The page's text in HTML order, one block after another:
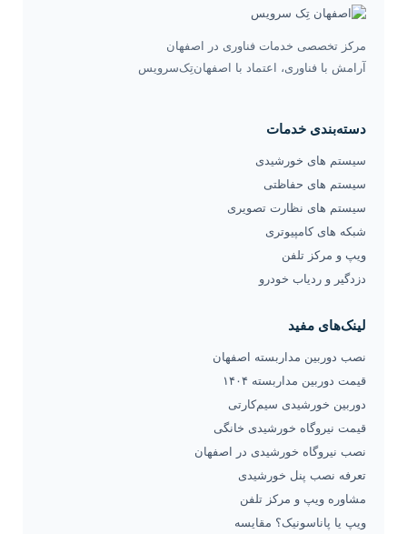
مرکز تخصصی خدمات فناوری در اصفهان
آرامش با فناوری، اعتماد با اصفهان‌تِک‌سرویس
دسته‌بندی خدمات
سیستم های خورشیدی
سیستم های حفاظتی
سیستم های نظارت تصویری
شبکه های کامپیوتری
ویپ و مرکز تلفن
دزدگیر و ردیاب خودرو
لینک‌های مفید
نصب دوربین مداربسته اصفهان
قیمت دوربین مداربسته ۱۴۰۴
دوربین خورشیدی سیم‌کارتی
قیمت نیروگاه خورشیدی خانگی
نصب نیروگاه خورشیدی در اصفهان
تعرفه نصب پنل خورشیدی
مشاوره ویپ و مرکز تلفن
ویپ یا پاناسونیک؟ مقایسه